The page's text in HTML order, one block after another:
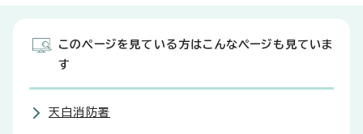
このページを見ている方はこんなページも見ていま
す
天白消防署